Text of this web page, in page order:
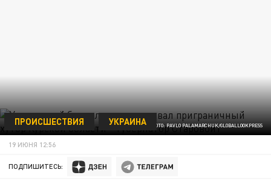
ФОТО: PAVLO PALAMARCHUK/GLOBALLOOKPRESS
ПРОИСШЕСТВИЯ УКРАИНА
19 ИЮНЯ 12:56
ПОДПИШИТЕСЬ: